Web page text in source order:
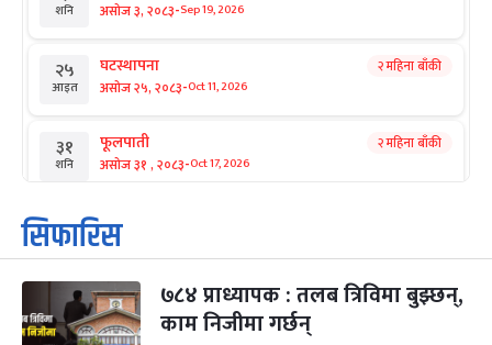
शनि असोज ३, २०८३-Sep 19, 2026
२५
आइत
घटस्थापना
असोज २५, २०८३-Oct 11, 2026
२ महिना बाँकी
३१
शनि
फूलपाती
असोज ३१ , २०८३-Oct 17, 2026
२ महिना बाँकी
१
आइत
कार्तिक सङ्क्रान्ति
कार्तिक १, २०८३
३
मंगल
महानवमी
कार्तिक ३, २०८३-Oct 20, 2026
२ महिना बाँकी
सिफारिस
७८४ प्राध्यापक : तलब त्रिविमा बुझ्छन्,
काम निजीमा गर्छन्